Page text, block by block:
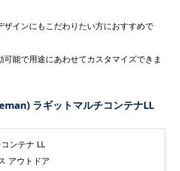
ザインにもこだわりたい方におすすめで
可能で用途にあわせてカスタマイズできま
ラギットマルチコンテナLL
ンテナ LL
アウトドア